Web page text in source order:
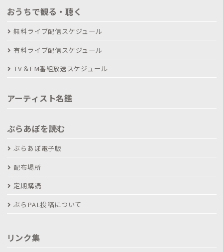
おうちで観る・聴く
無料ライブ配信スケジュール
有料ライブ配信スケジュール
TV＆FM番組放送スケジュール
アーティスト名鑑
ぶらあぼを読む
ぶらあぼ電子版
配布場所
定期購読
ぶらPAL投稿について
リンク集